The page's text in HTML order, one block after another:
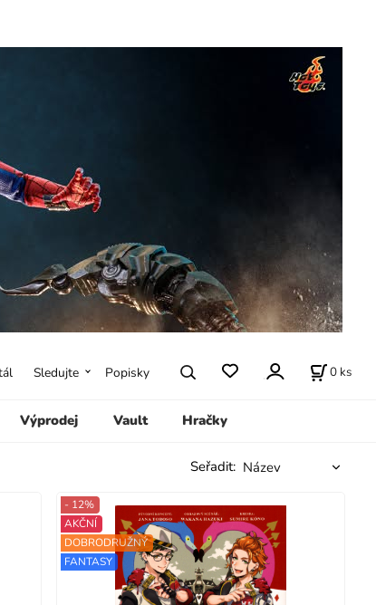
Výprodej Vault Hračky
Sledujte Popisky 0 ks
Seřadit:
- 12%
AKČNÍ
DOBRODRUŽNÝ
FANTASY